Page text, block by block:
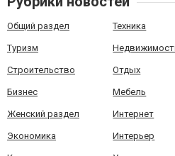
Общий раздел Техника
Туризм
Строительство Отдых
Бизнес Мебель
Женский раздел Интернет
Экономика Интерьер